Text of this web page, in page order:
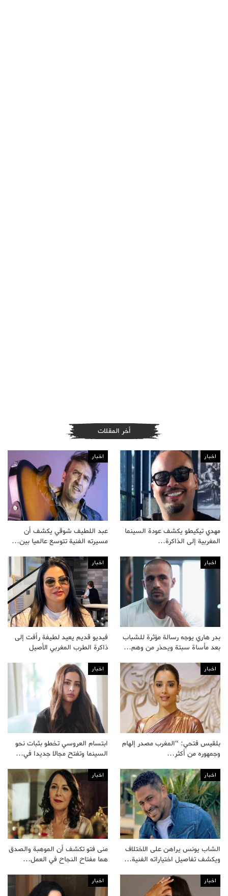
أخر المقلات
اخبار
مهدي تيكيطو يكشف عودة السينما
المغربية إلى الذاكرة…
اخبار
عبد اللطيف شوقي يكشف أن
مسيرته الفنية تتوسع عالميا بين…
اخبار
بدر هاري يوجه رسالة مؤثرة للشباب
بعد مأساة سبتة ويحذر من وهم…
اخبار
فيديو قديم يعيد لطيفة رأفت إلى
ذاكرة الطرب المغربي الأصيل
اخبار
بلقيس فتحي: “المغرب مصدر إلهام
وجمهوره من أكثر…
اخبار
ابتسام العروسي تخطو بثبات نحو
السينما وتفتح مجالا جديدا في…
اخبار
الشاب يونس يراهن على الاختلاف
ويكشف تفاصيل اختياراته الفنية…
اخبار
منى فتو تكشف أن الموهبة والصدق
هما مفتاح النجاح في العمل…
اخبار اخبار